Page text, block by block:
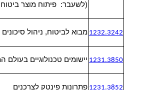
(לשעבר: פיתוח מוצר ביטוח
1232.3242 מבוא לביטוח, ניהול סיכונים
1231.3850 יישומים טכנולוגיים בעולם
1231.3852 פתרונות פינטק לצרכנים